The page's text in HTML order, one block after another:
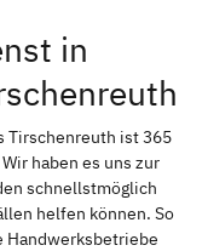
in
Tirschenreuth ist 365
haben es uns zur
schnellstmöglich
helfen können. So
Handwerksbetriebe